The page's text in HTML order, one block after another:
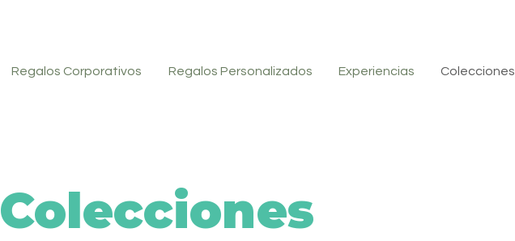
Regalos Corporativos Regalos Personalizados Experiencias Colecciones
Colecciones